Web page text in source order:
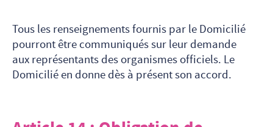
Tous les renseignements fournis par le Domicilié
pourront être communiqués sur leur demande
aux représentants des organismes officiels. Le
Domicilié en donne dès à présent son accord.